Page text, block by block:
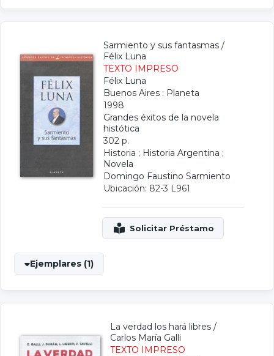
Sarmiento y sus fantasmas /
Félix Luna
TEXTO IMPRESO
Félix Luna
Buenos Aires : Planeta
1998
Grandes éxitos de la novela
histótica
302 p.
Historia ; Historia Argentina ;
Novela
Domingo Faustino Sarmiento
Ubicación: 82-3 L961
Ejemplares (1)
La verdad los hará libres /
Carlos María Galli
TEXTO IMPRESO